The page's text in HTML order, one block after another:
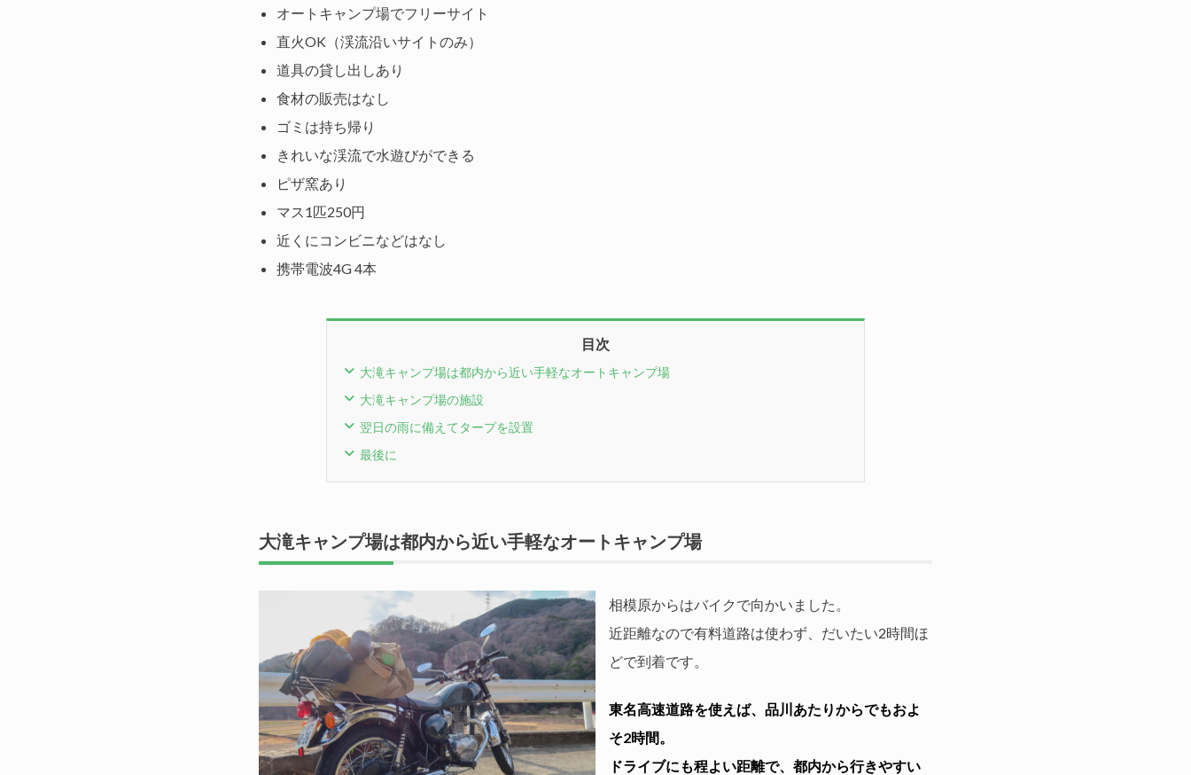
オートキャンプ場でフリーサイト
直火OK（渓流沿いサイトのみ）
道具の貸し出しあり
食材の販売はなし
ゴミは持ち帰り
きれいな渓流で水遊びができる
ピザ窯あり
マス1匹250円
近くにコンビニなどはなし
携帯電波4G 4本
目次
大滝キャンプ場は都内から近い手軽なオートキャンプ場
大滝キャンプ場の施設
翌日の雨に備えてタープを設置
最後に
大滝キャンプ場は都内から近い手軽なオートキャンプ場
相模原からはバイクで向かいました。
近距離なので有料道路は使わず、だいたい2時間ほ
どで到着です。
東名高速道路を使えば、品川あたりからでもおよ
そ2時間。
ドライブにも程よい距離で、都内から行きやすい